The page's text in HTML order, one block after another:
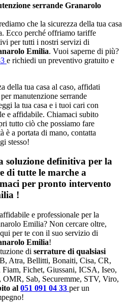
serrande Granarolo
che la sicurezza della tua casa
Ecco perché offriamo tariffe
per tutti i nostri servizi di
Emilia. Vuoi saperne di più?
e richiedi un preventivo gratuito e
della tua casa al caso, affidati
manutenzione serrande
la tua casa e i tuoi cari con
e affidabile. Chiamaci subito
tutto ciò che possiamo fare
è a portata di mano, contatta
stesso!
definitiva per la
di tutte le marche a
per pronto intervento
!
e professionale per la
Emilia? Non cercare oltre,
per te con il suo servizio di
Emilia!
di serrature di qualsiasi
Atra, Bellitti, Bonaiti, Cisa, CR,
Fichet, Giussani, ICSA, Iseo,
Sab, Securemme, STV, Viro,
al 051 091 04 33 per un